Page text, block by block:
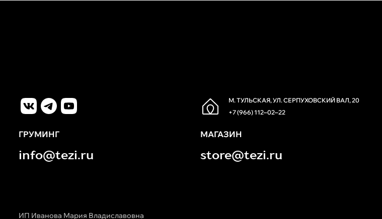
М. ТУЛЬСКАЯ, УЛ. СЕРПУХОВСКИЙ ВАЛ, 20
+7 (966) 112‒02‒22
ГРУМИНГ
info@tezi.ru
МАГАЗИН
store@tezi.ru
ИП Иванова Мария Владиславовна